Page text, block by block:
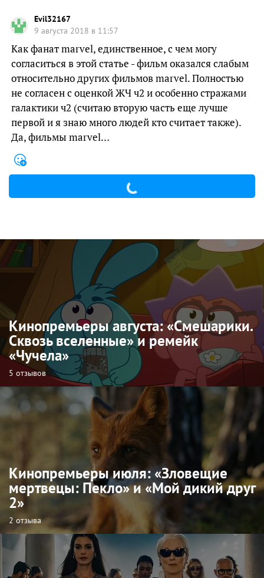
Evil32167
9 августа 2018 в 11:57
Как фанат marvel, единственное, с чем могу
согласиться в этой статье - фильм оказался слабым
относительно других фильмов marvel. Полностью
не согласен с оценкой ЖЧ ч2 и особенно стражами
галактики ч2 (считаю вторую часть еще лучше
первой и я знаю много людей кто считает также).
Да, фильмы marvel…
Кинопремьеры августа: «Смешарики.
Сквозь вселенные» и ремейк
«Чучела»
5 отзывов
Кинопремьеры июля: «Зловещие
мертвецы: Пекло» и «Мой дикий друг
2»
2 отзыва